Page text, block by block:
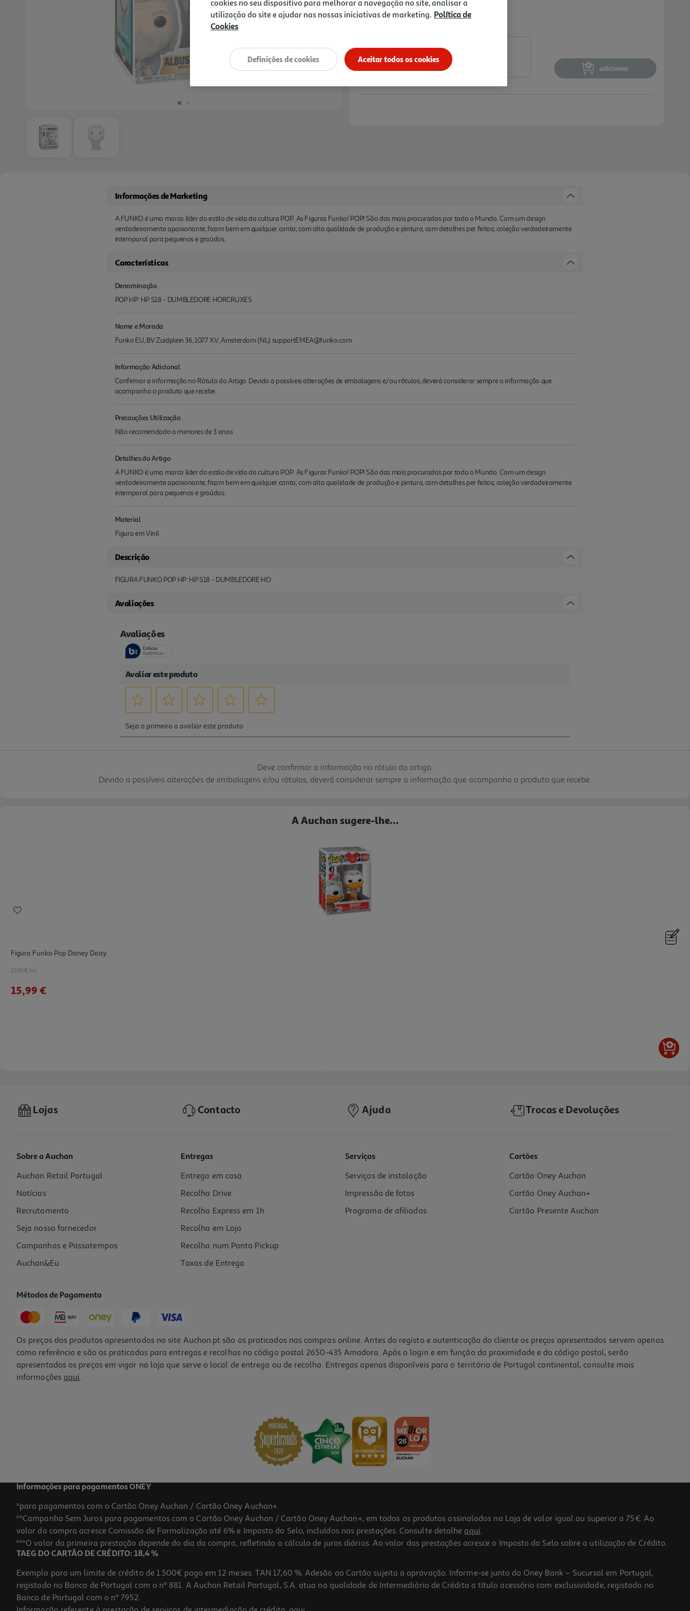
adicionar
Informações de Marketing
A FUNKO é uma marca líder do estilo de vida da cultura POP. As Figuras Funko! POP! São das mais procuradas por todo o Mundo. Com um design
verdadeiramente apaixonante, ficam bem em qualquer canto; com alta qualidade de produção e pintura, com detalhes per feitos; coleção verdadeiramente
intemporal para pequenos e graúdos.
Características
Denominação
POP HP: HP S18 - DUMBLEDORE HORCRUXES
Nome e Morada
Funko EU, BV Zuidplein 36, 1077 XV, Amsterdam (NL) supportEMEA@funko.com
Informação Adicional
Confirmar a informação no Rótulo do Artigo. Devido a possíveis alterações de embalagens e/ou rótulos, deverá considerar sempre a informação que
acompanha o produto que recebe.
Precauções Utilização
Não recomendado a menores de 3 anos
Detalhes do Artigo
A FUNKO é uma marca líder do estilo de vida da cultura POP. As Figuras Funko! POP! São das mais procuradas por todo o Mundo. Com um design
verdadeiramente apaixonante, ficam bem em qualquer canto; com alta qualidade de produção e pintura, com detalhes per feitos; coleção verdadeiramente
intemporal para pequenos e graúdos.
Material
Figura em Vinil
Descrição
FIGURA FUNKO POP HP: HP S18 - DUMBLEDORE HO
Avaliações
Deve confirmar a informação no rótulo do artigo.
Devido a possíveis alterações de embalagens e/ou rótulos, deverá considerar sempre a informação que acompanha o produto que recebe.
A Auchan sugere-lhe...
Figura Funko Pop Disney Daisy
15.99 €/un
15,99 €
Figura Funko Egg Pocket Pop: Disney Modelos Sortidos
12.99 €/un
12,99 €
Lojas Contacto Ajuda Trocas e Devoluções
Sobre a Auchan
Auchan Retail Portugal
Notícias
Recrutamento
Seja nosso fornecedor
Campanhas e Passatempos
Auchan&Eu
Entregas
Entrega em casa
Recolha Drive
Recolha Express em 1h
Recolha em Loja
Recolha num Ponto Pickup
Taxas de Entrega
Serviços
Serviços de instalação
Impressão de fotos
Programa de afiliados
Cartões
Cartão Oney Auchan
Cartão Oney Auchan+
Cartão Presente Auchan
Métodos de Pagamento
Os preços dos produtos apresentados no site Auchan.pt são os praticados nas compras online. Antes do registo e autenticação do cliente os preços apresentados servem apenas
como referência e são os praticados para entregas e recolhas no código postal 2650-435 Amadora. Após o login e em função da proximidade e do código postal, serão
apresentados os preços em vigor na loja que serve o local de entrega ou de recolha. Entregas apenas disponíveis para o território de Portugal continental, consulte mais
informações aqui.
Informações para pagamentos ONEY
*para pagamentos com o Cartão Oney Auchan / Cartão Oney Auchan+.
**Campanha Sem Juros para pagamentos com o Cartão Oney Auchan / Cartão Oney Auchan+, em todos os produtos assinalados na Loja de valor igual ou superior a 75€. Ao
valor da compra acresce Comissão de Formalização até 6% e Imposto do Selo, incluídos nas prestações. Consulte detalhe aqui.
***O valor da primeira prestação depende do dia da compra, refletindo o cálculo de juros diários. Ao valor das prestações acresce o Imposto do Selo sobre a utilização de Crédito.
TAEG DO CARTÃO DE CRÉDITO: 18,4 %
Exemplo para um limite de crédito de 1.500€ pago em 12 meses. TAN 17,60 %. Adesão ao Cartão sujeita a aprovação. Informe-se junto do Oney Bank – Sucursal em Portugal,
registado no Banco de Portugal com o nº 881. A Auchan Retail Portugal, S.A. atua na qualidade de Intermediário de Crédito a título acessório com exclusividade, registado no
Banco de Portugal com o nº 7952.
cookies no seu dispositivo para melhorar a navegação no site, analisar a
utilização do site e ajudar nas nossas iniciativas de marketing. Política de
Cookies
Aceitar todos os cookies
Definições de cookies